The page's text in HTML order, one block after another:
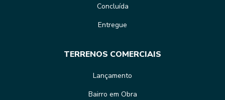
Concluída
Entregue
TERRENOS COMERCIAIS
Lançamento
Bairro em Obra